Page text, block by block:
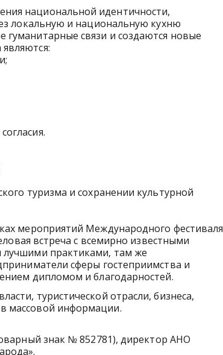
национальной идентичности,
локальную и национальную кухню
связи и создаются новые
туризма и сохранении культурной
мероприятий Международного фестиваля
встреча с всемирно известными
практиками, там же
сферы гостеприимства и
дипломом и благодарностей.
туристической отрасли, бизнеса,
массовой информации.
знак № 852781), директор АНО